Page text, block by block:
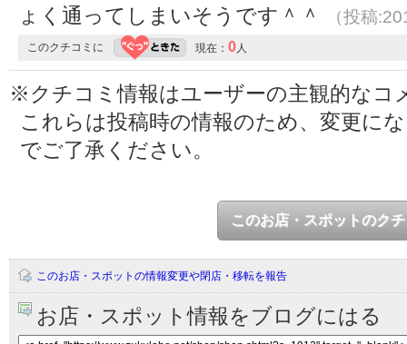
ょく通ってしまいそうです＾＾
（投稿
このクチコミに 現在： 0人
※クチコミ情報はユーザーの主観的なコ
これらは投稿時の情報のため、変更に
でご了承ください。
このお店・スポットのク
このお店・スポットの情報変更や閉店・移転を報告
お店・スポット情報をブログにはる